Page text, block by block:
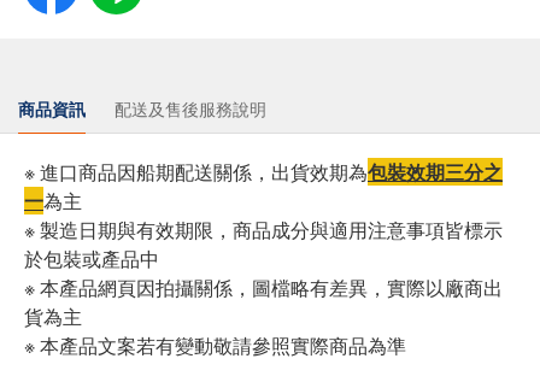
商品資訊 配送及售後服務說明
※ 進口商品因船期配送關係，出貨效期為包裝效期三分之
一為主
※ 製造日期與有效期限，商品成分與適用注意事項皆標示
於包裝或產品中
※ 本產品網頁因拍攝關係，圖檔略有差異，實際以廠商出
貨為主
※ 本產品文案若有變動敬請參照實際商品為準